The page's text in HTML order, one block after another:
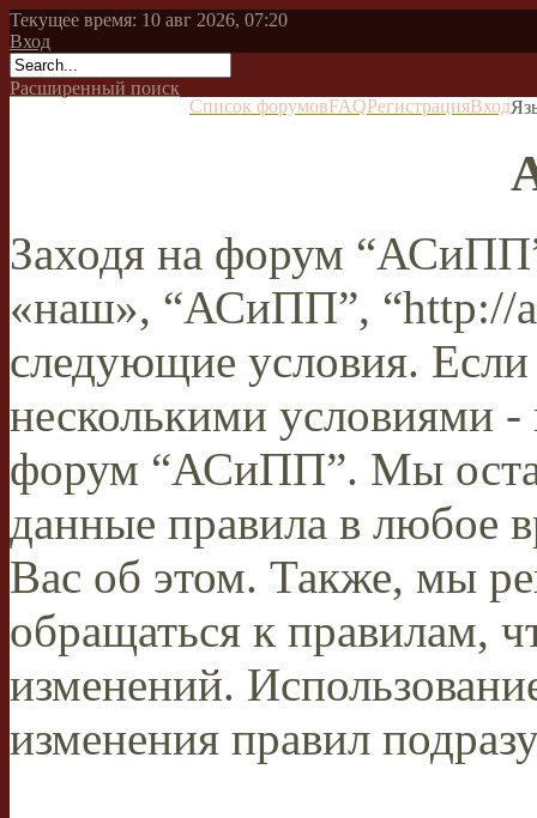
Текущее время: 10 авг 2026, 07:20
Вход
Расширенный поиск
Список форумовFAQРегистрацияВход
Заходя на форум
«наш», “АСиПП”, “http://
следующие условия.
несколькими условиями -
форум “АСиПП”. Мы
данные правила в любое
Вас об этом. Также, мы
обращаться к правилам,
изменений.
изменения правил